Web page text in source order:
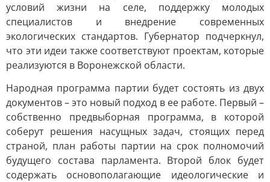
условий жизни на селе, поддержку молодых
специалистов и внедрение современных
экологических стандартов. Губернатор подчеркнул,
что эти идеи также соответствуют проектам, которые
реализуются в Воронежской области.
Народная программа партии будет состоять из двух
документов – это новый подход в ее работе. Первый –
собственно предвыборная программа, в которой
соберут решения насущных задач, стоящих перед
страной, план работы партии на срок полномочий
будущего состава парламента. Второй блок будет
содержать основополагающие идеологические и